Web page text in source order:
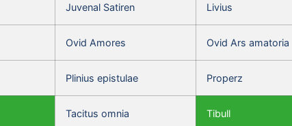
Juvenal Satiren Livius
Ovid Amores Ovid Ars amatoria
Plinius epistulae Properz
Tacitus omnia Tibull